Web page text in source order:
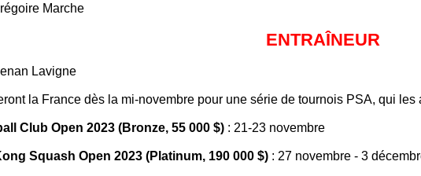
ENTRAÎNEUR
la France dès la mi-novembre pour une série de tournois PSA, qui
Club Open 2023 (Bronze, 55 000 $) : 21-23 novembre
Squash Open 2023 (Platinum, 190 000 $) : 27 novembre - 3